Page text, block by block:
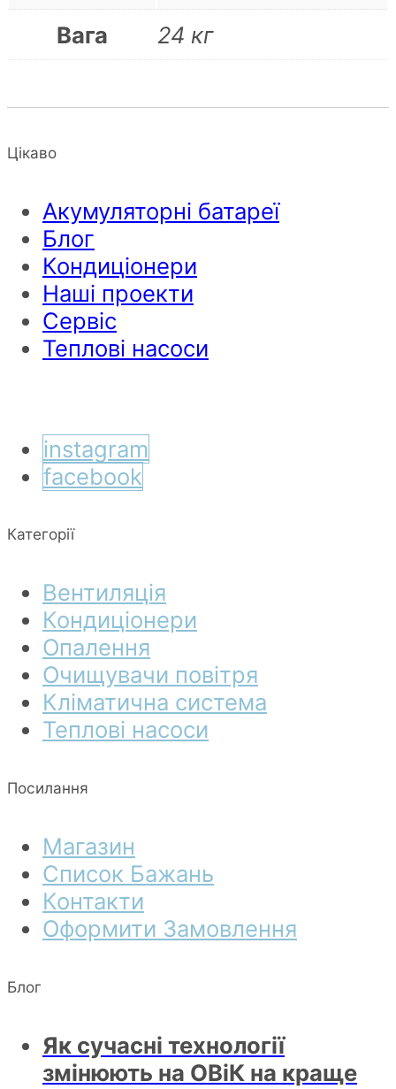
Вага
24 кг
Цікаво
Акумуляторні батареї
Блог
Кондиціонери
Наші проекти
Сервіс
Теплові насоси
instagram
facebook
Категорії
Вентиляція
Кондиціонери
Опалення
Очищувачи повітря
Кліматична система
Теплові насоси
Посилання
Магазин
Список Бажань
Контакти
Оформити Замовлення
Блог
Як сучасні технології
змінюють на ОВіК на краще